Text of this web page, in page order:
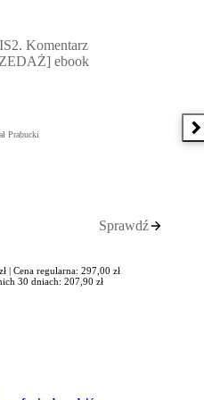
Komentarz
ebook
Prabucki
Sprawdź
| Cena regularna: 297,00 zł
30 dniach: 207,90 zł